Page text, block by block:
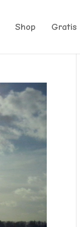
Shop Gratis